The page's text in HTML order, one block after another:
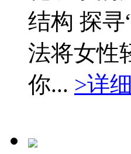
结构 探
法将女性
你... >详细